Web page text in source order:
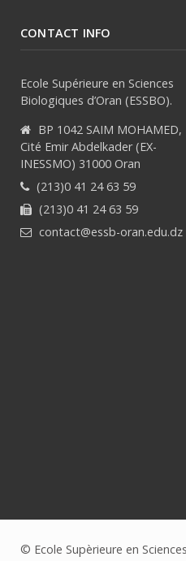
CONTACT INFO
Ecole Supérieure en Sciences
Biologiques d’Oran (ESSBO).
BP 1042 SAIM MOHAMED,
Cité Emir Abdelkader (EX-
INESSMO) 31000 Oran
(213)0 41 24 63 59
(213)0 41 24 63 59
contact@essb-oran.edu.dz
© Ecole Supèrieure en